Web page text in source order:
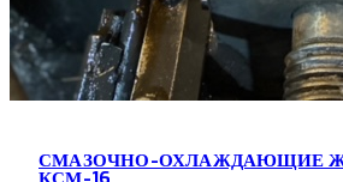
СМАЗОЧНО-ОХЛАЖДАЮЩИЕ